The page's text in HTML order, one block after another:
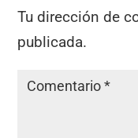
Tu dirección de
publicada.